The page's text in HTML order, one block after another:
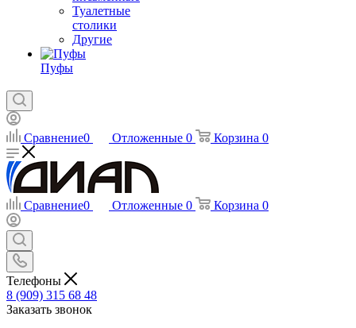
Туалетные
столики
Другие
Пуфы
Сравнение0 Отложенные 0 Корзина 0
Сравнение0 Отложенные 0 Корзина 0
Телефоны
8 (909) 315 68 48
Заказать звонок